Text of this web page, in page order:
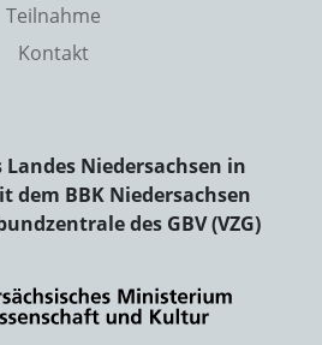
Teilnahme
Kontakt
Landes Niedersachsen in
dem BBK Niedersachsen
des GBV (VZG)